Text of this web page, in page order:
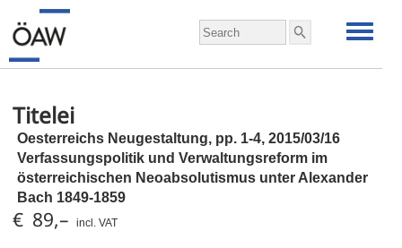
Titelei
Oesterreichs Neugestaltung, pp. 1-4, 2015/03/16
Verfassungspolitik und Verwaltungsreform im
österreichischen Neoabsolutismus unter Alexander
Bach 1849-1859
€ 89,– incl. VAT